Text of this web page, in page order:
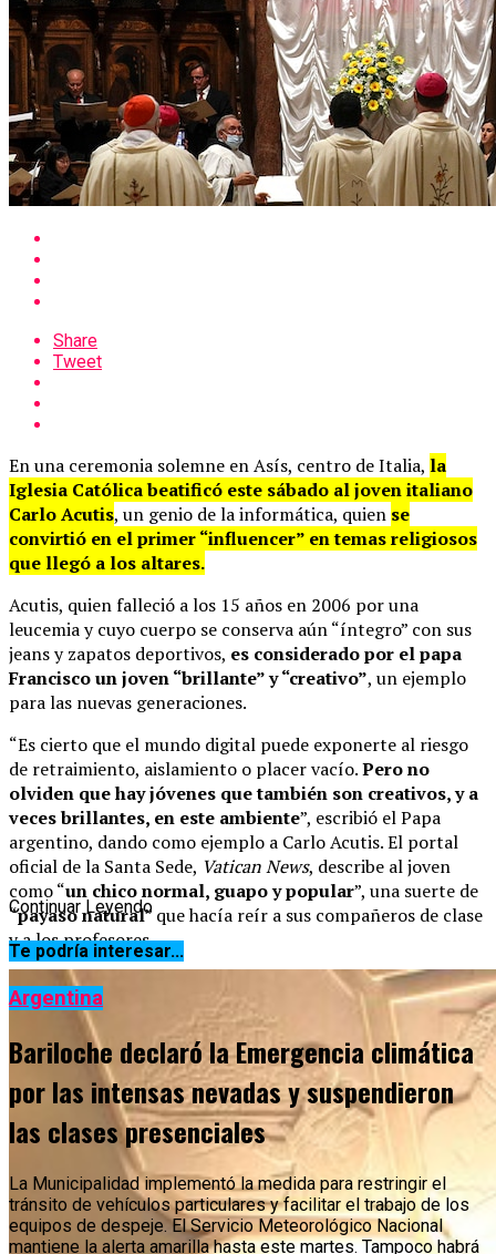
Share
Tweet
En una ceremonia solemne en Asís, centro de Italia, la
Iglesia Católica beatificó este sábado al joven italiano
Carlo Acutis, un genio de la informática, quien se
convirtió en el primer “influencer” en temas religiosos
que llegó a los altares.
Acutis, quien falleció a los 15 años en 2006 por una
leucemia y cuyo cuerpo se conserva aún “íntegro” con sus
jeans y zapatos deportivos, es considerado por el papa
Francisco un joven “brillante” y “creativo”, un ejemplo
para las nuevas generaciones.
“Es cierto que el mundo digital puede exponerte al riesgo
de retraimiento, aislamiento o placer vacío.Pero no
olviden que hay jóvenes que también son creativos, y a
veces brillantes, en este ambiente”, escribió el Papa
argentino, dando como ejemplo a Carlo Acutis. El portal
oficial de la Santa Sede, Vatican News, describe al joven
como “un chico normal, guapo y popular”, una suerte de
“payaso natural” que hacía reír a sus compañeros de clase
y a los profesores.
Continuar Leyendo
Te podría interesar...
Argentina
Bariloche declaró la Emergencia climática
por las intensas nevadas y suspendieron
las clases presenciales
La Municipalidad implementó la medida para restringir el
tránsito de vehículos particulares y facilitar el trabajo de los
equipos de despeje. El Servicio Meteorológico Nacional
mantiene la alerta amarilla hasta este martes. Tampoco habrá